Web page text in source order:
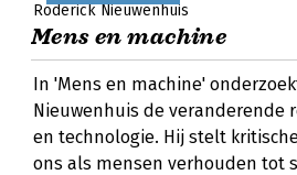
Roderick Nieuwenhuis
Mens en machine
In 'Mens en machine'
Nieuwenhuis de veranderende
en technologie. Hij stelt
ons als mensen verhouden tot